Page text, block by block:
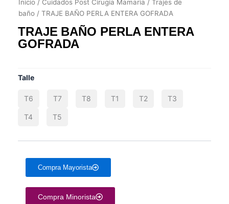
Inicio / Cuidados Post Cirugía Mamaria / Trajes de
baño / TRAJE BAÑO PERLA ENTERA GOFRADA
TRAJE BAÑO PERLA ENTERA
GOFRADA
Talle
T6 T7 T8 T1 T2 T3
T4 T5
Compra Mayorista
Compra Minorista